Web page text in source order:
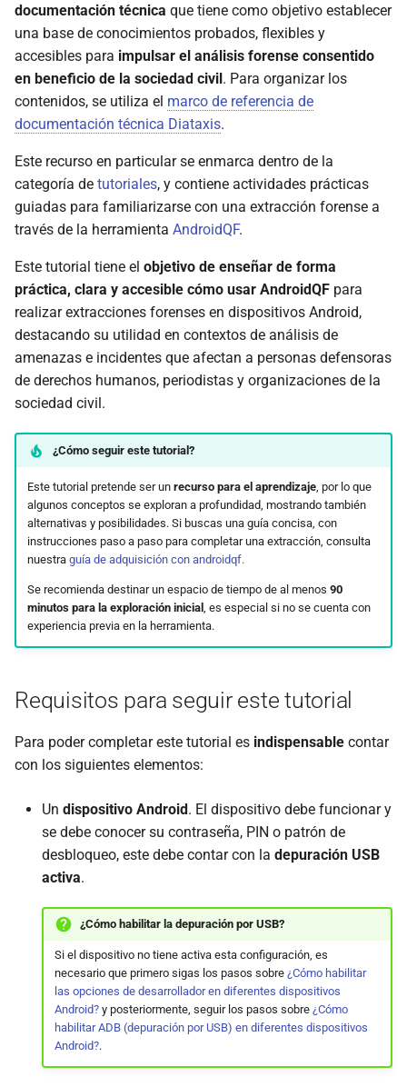
d
a
p
q
i
s
a
dispositivo Android
Obteniendo AndroidQF
Descarga e instalación de
AndroidQF desde su repositorio
oficial
Alternativa: Compilación de
binario de AndroidQF para
Linux
Cifrado de extracciones
(opcional)
Exploración y ejecución
AndroidQF
Exploración de AndroidQF
Ejecución de AndroidQF
Consideraciones durante la
ejecución
Cheatsheet: Comandos ADB
información forense
Verificación de la extracción
Conclusión
¿Cómo realizar una
extracción mediante
AndroidQF?
Licencia de uso
Código de conducta
Limitación de
responsabilidades
documentación técnica que tiene como objetivo establecer
una base de conocimientos probados, flexibles y
accesibles para impulsar el análisis forense consentido
en beneficio de la sociedad civil. Para organizar los
contenidos, se utiliza el marco de referencia de
documentación técnica Diataxis.
Este recurso en particular se enmarca dentro de la
categoría de tutoriales, y contiene actividades prácticas
guiadas para familiarizarse con una extracción forense a
través de la herramienta AndroidQF.
Este tutorial tiene el objetivo de enseñar de forma
práctica, clara y accesible cómo usar AndroidQF para
realizar extracciones forenses en dispositivos Android,
destacando su utilidad en contextos de análisis de
amenazas e incidentes que afectan a personas defensoras
de derechos humanos, periodistas y organizaciones de la
sociedad civil.
¿Cómo seguir este tutorial?
Este tutorial pretende ser un recurso para el aprendizaje, por lo que
algunos conceptos se exploran a profundidad, mostrando también
alternativas y posibilidades. Si buscas una guía concisa, con
instrucciones paso a paso para completar una extracción, consulta
nuestra guía de adquisición con androidqf.
Se recomienda destinar un espacio de tiempo de al menos 90
minutos para la exploración inicial , es especial si no se cuenta con
experiencia previa en la herramienta.
Requisitos para seguir este tutorial
Para poder completar este tutorial es indispensable contar
con los siguientes elementos:
Un dispositivo Android. El dispositivo debe funcionar y
se debe conocer su contraseña, PIN o patrón de
desbloqueo, este debe contar con la depuración USB
activa.
¿Cómo habilitar la depuración por USB?
Si el dispositivo no tiene activa esta configuración, es
necesario que primero sigas los pasos sobre ¿Cómo habilitar
las opciones de desarrollador en diferentes dispositivos
Android?y posteriormente, seguir los pasos sobre ¿Cómo
habilitar ADB (depuración por USB) en diferentes dispositivos
Android?.